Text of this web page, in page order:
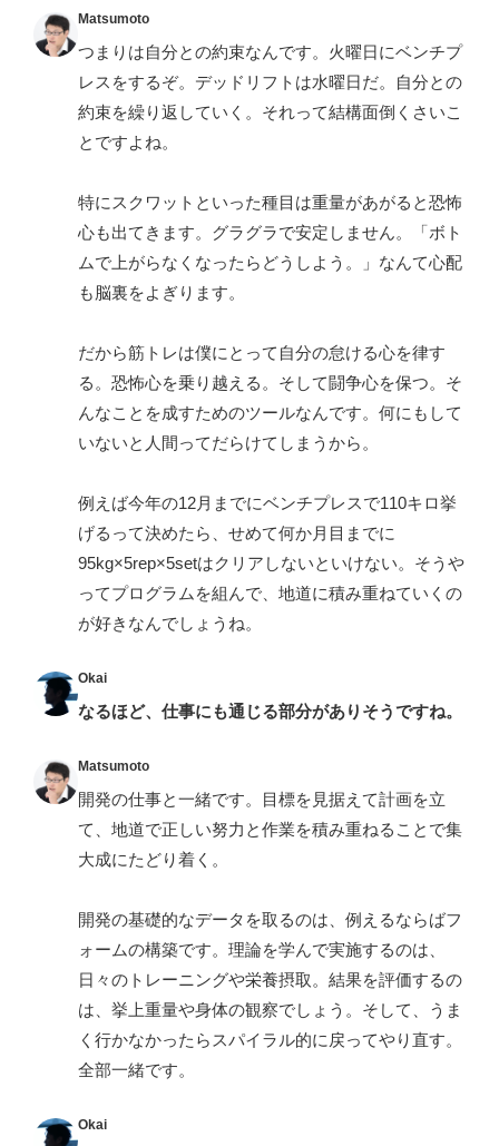
Matsumoto
つまりは自分との約束なんです。火曜日にベンチプ
レスをするぞ。デッドリフトは水曜日だ。自分との
約束を繰り返していく。それって結構面倒くさいこ
とですよね。
特にスクワットといった種目は重量があがると恐怖
心も出てきます。グラグラで安定しません。「ボト
ムで上がらなくなったらどうしよう。」なんて心配
も脳裏をよぎります。
だから筋トレは僕にとって自分の怠ける心を律す
る。恐怖心を乗り越える。そして闘争心を保つ。そ
んなことを成すためのツールなんです。何にもして
いないと人間ってだらけてしまうから。
例えば今年の12月までにベンチプレスで110キロ挙
げるって決めたら、せめて何か月目までに
95kg×5rep×5setはクリアしないといけない。そうや
ってプログラムを組んで、地道に積み重ねていくの
が好きなんでしょうね。
Okai
なるほど、仕事にも通じる部分がありそうですね。
Matsumoto
開発の仕事と一緒です。目標を見据えて計画を立
て、地道で正しい努力と作業を積み重ねることで集
大成にたどり着く。
開発の基礎的なデータを取るのは、例えるならばフ
ォームの構築です。理論を学んで実施するのは、
日々のトレーニングや栄養摂取。結果を評価するの
は、挙上重量や身体の観察でしょう。そして、うま
く行かなかったらスパイラル的に戻ってやり直す。
全部一緒です。
Okai